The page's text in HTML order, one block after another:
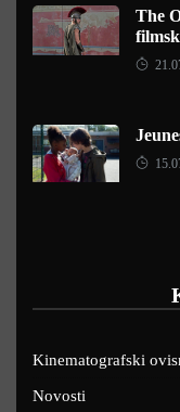
The
Kinematografski
Novosti